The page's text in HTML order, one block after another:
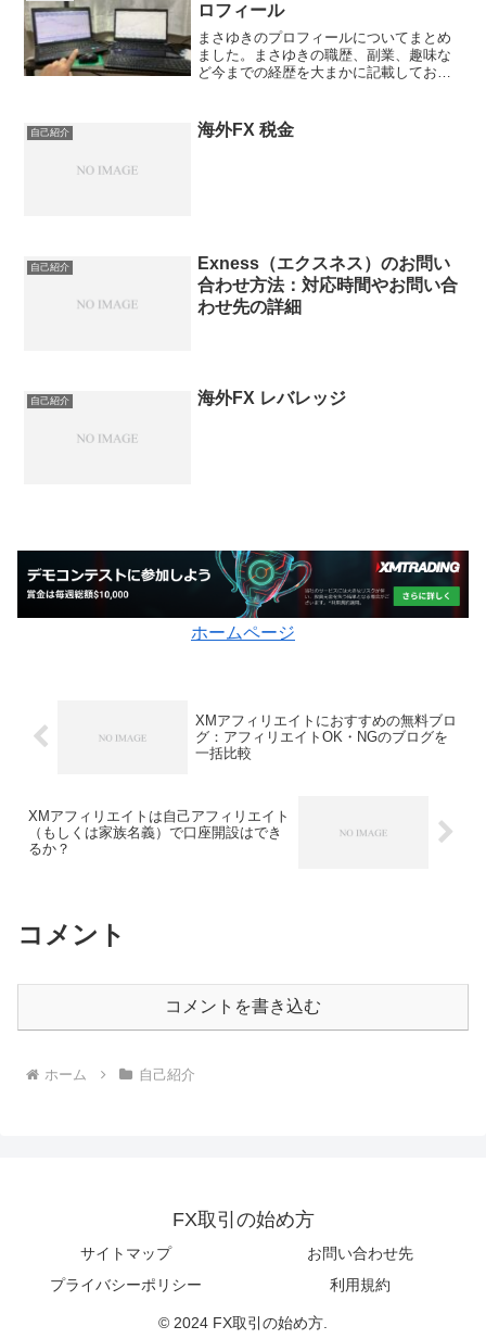
ロフィール
まさゆきのプロフィールについてまとめ
ました。まさゆきの職歴、副業、趣味な
ど今までの経歴を大まかに記載しておき
思ったときに参考にしてもらいたいで
す。
自己紹介 海外FX 税金
自己紹介
Exness（エクスネス）のお問い
合わせ方法：対応時間やお問い合
わせ先の詳細
自己紹介 海外FX レバレッジ
ホームページ
XMアフィリエイトにおすすめの無料ブロ
グ：アフィリエイトOK・NGのブログを
一括比較
XMアフィリエイトは自己アフィリエイト
（もしくは家族名義）で口座開設はでき
るか？
コメント
コメントを書き込む
ホーム 自己紹介
FX取引の始め方
サイトマップ
お問い合わせ先
プライバシーポリシー
利用規約
© 2024 FX取引の始め方.